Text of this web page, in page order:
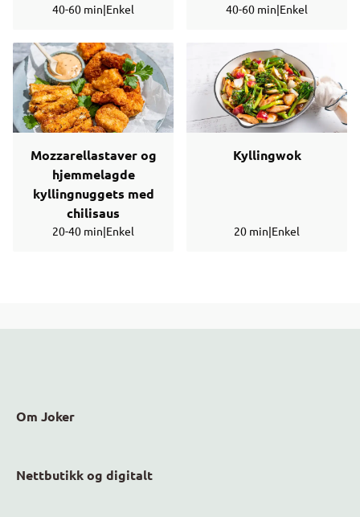
chilisaus
40-60 min|Enkel 40-60 min|Enkel
Mozzarellastaver og
hjemmelagde
kyllingnuggets med
chilisaus
20-40 min|Enkel
Kyllingwok
20 min|Enkel
Om Joker
Nettbutikk og digitalt